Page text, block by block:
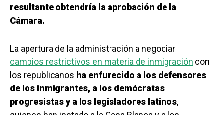
resultante obtendría la aprobación de la
Cámara.
La apertura de la administración a negociar
cambios restrictivos en materia de inmigración con
los republicanos ha enfurecido a los defensores
de los inmigrantes, a los demócratas
progresistas y a los legisladores latinos,